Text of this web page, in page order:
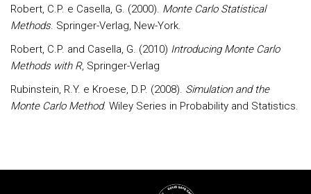
Robert, C.P. e Casella, G. (2000). Monte Carlo Statistical
Methods. Springer-Verlag, New-York.
Robert, C.P. and Casella, G. (2010) Introducing Monte Carlo
Methods with R, Springer-Verlag
Rubinstein, R.Y. e Kroese, D.P. (2008). Simulation and the
Monte Carlo Method. Wiley Series in Probability and Statistics.